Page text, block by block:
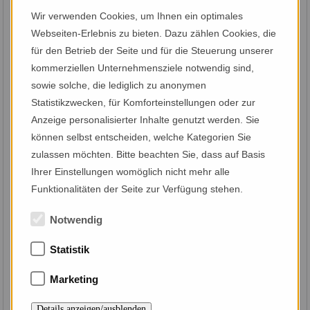
heimkommen
RAUM UND ZEIT
GENIESSEN
wohnen
CHALETS &
APARTMENTS
entspannen
IM RELAX-
GARTEN MIT
NATUR-
SCHWIMMTEICH
erleben
ZUGSPITZ
ARENA &
AKTIV
kontakt
Nachname:*
Strasse:
PLZ:
Ort:
Land:
Wir verwenden Cookies, um Ihnen ein optimales
Webseiten-Erlebnis zu bieten. Dazu zählen Cookies, die
für den Betrieb der Seite und für die Steuerung unserer
kommerziellen Unternehmensziele notwendig sind,
sowie solche, die lediglich zu anonymen
Statistikzwecken, für Komforteinstellungen oder zur
Anzeige personalisierter Inhalte genutzt werden. Sie
können selbst entscheiden, welche Kategorien Sie
zulassen möchten. Bitte beachten Sie, dass auf Basis
Ihrer Einstellungen womöglich nicht mehr alle
Funktionalitäten der Seite zur Verfügung stehen.
Notwendig
Statistik
Marketing